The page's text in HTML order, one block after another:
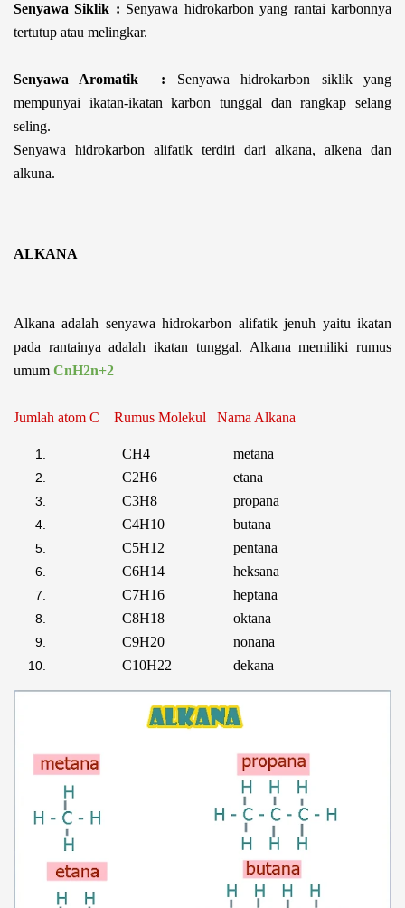
Senyawa Siklik : Senyawa hidrokarbon yang rantai karbonnya
tertutup atau melingkar.
Senyawa Aromatik : Senyawa hidrokarbon siklik yang
mempunyai ikatan-ikatan karbon tunggal dan rangkap selang
seling.
Senyawa hidrokarbon alifatik terdiri dari alkana, alkena dan
alkuna.
ALKANA
Alkana adalah senyawa hidrokarbon alifatik jenuh yaitu ikatan
pada rantainya adalah ikatan tunggal. Alkana memiliki rumus
umum CnH2n+2
Jumlah atom C Rumus Molekul Nama Alkana
CH4 metana
C2H6
etana
C3H8 propana
C4H10 butana
C5H12 pentana
C6H14 heksana
C7H16 heptana
C8H18 oktana
C9H20 nonana
C10H22 dekana